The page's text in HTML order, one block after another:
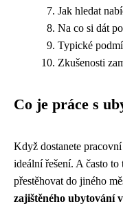
Jak hledat
Na co si dát
Typické
Zkušenosti
Co je práce s
Když dostanete
ideální řešení. A často
přestěhovat do jiného
zajištěného ubytování